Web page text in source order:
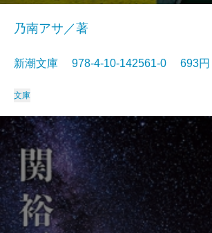
乃南アサ／著
新潮文庫 978-4-10-142561-0 693
文庫